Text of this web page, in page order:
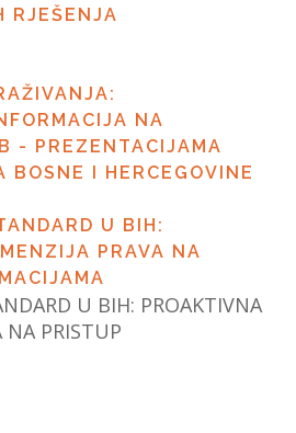
RJEŠENJA
NA
- PREZENTACIJAMA
BOSNE I HERCEGOVINE
U BIH:
PRAVA NA
U BIH: PROAKTIVNA
NA PRISTUP